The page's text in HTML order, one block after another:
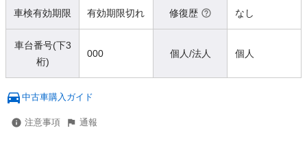
車検有効期限 有効期限切れ 修復歴 なし
車台番号(下3
桁)
000 個人/法人 個人
中古車購入ガイド
注意事項 通報